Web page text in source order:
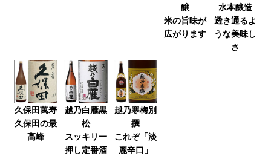
醸
米の旨味が
広がります
水本醸造
透き通るよ
うな美味し
さ
久保田萬寿
久保田の最
高峰
越乃白雁黒
松
スッキリ一
押し定番酒
越乃寒梅別
撰
これぞ「淡
麗辛口」